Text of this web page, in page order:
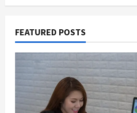
FEATURED POSTS